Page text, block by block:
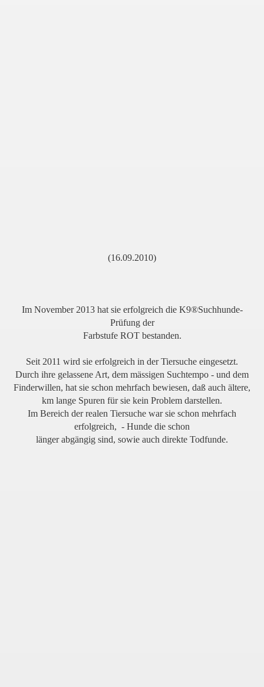
(16.09.2010)
Im November 2013 hat sie erfolgreich die K9®Suchhunde-
Prüfung der
Farbstufe ROT bestanden.
Seit 2011 wird sie erfolgreich in der Tiersuche eingesetzt.
Durch ihre gelassene Art, dem mässigen Suchtempo - und dem
Finderwillen, hat sie schon mehrfach bewiesen, daß auch ältere,
km lange Spuren für sie kein Problem darstellen.
Im Bereich der realen Tiersuche war sie schon mehrfach
erfolgreich, - Hunde die schon
länger abgängig sind, sowie auch direkte Todfunde.